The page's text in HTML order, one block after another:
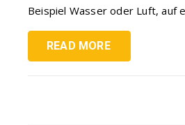
Beispiel Wasser oder Luft, auf
READ MORE